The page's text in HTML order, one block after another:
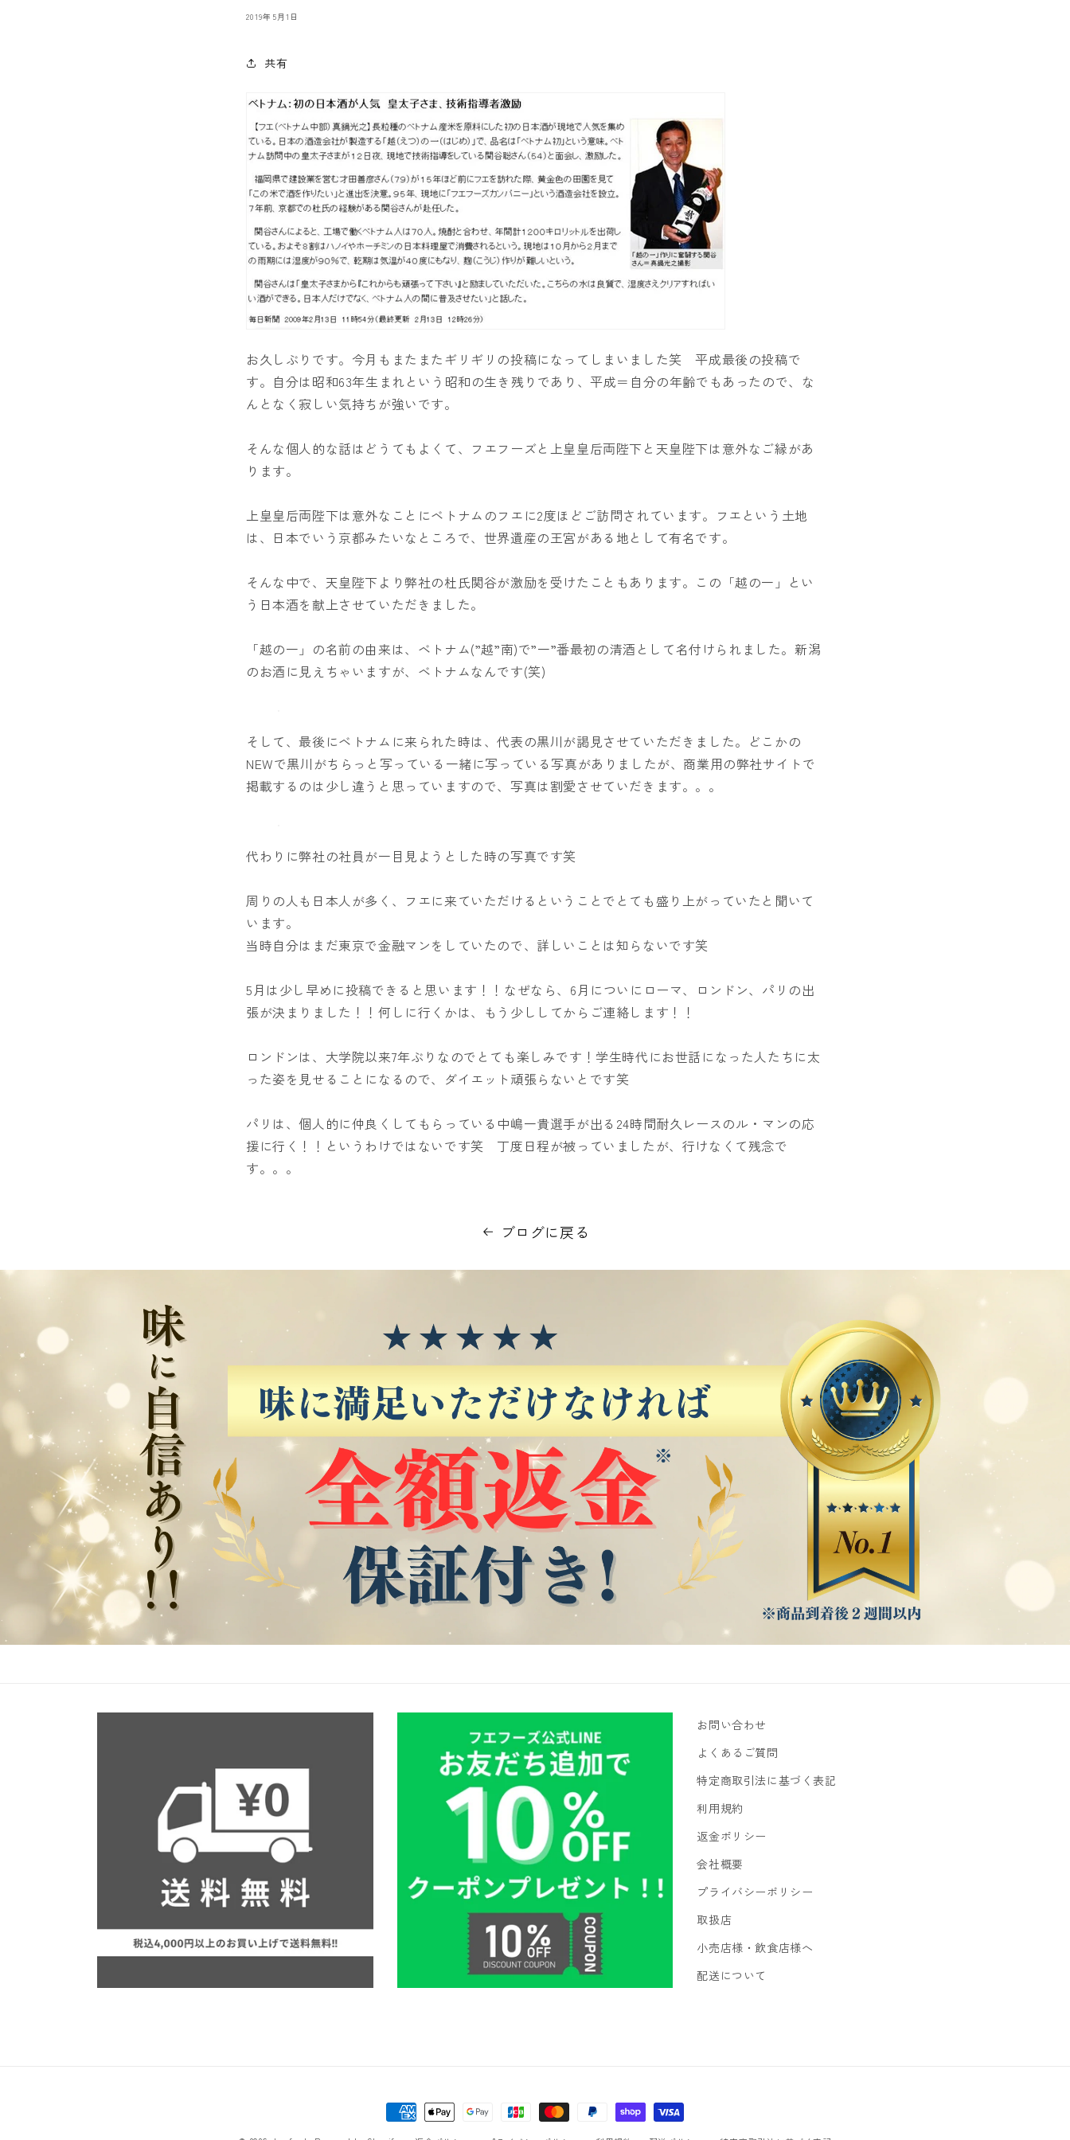
2019年5月1日
共有
お久しぶりです。今月もまたまたギリギリの投稿になってしまいました笑 平成最後の投稿で
す。自分は昭和63年生まれという昭和の生き残りであり、平成＝自分の年齢でもあったので、な
んとなく寂しい気持ちが強いです。
そんな個人的な話はどうてもよくて、フエフーズと上皇皇后両陛下と天皇陛下は意外なご縁があ
ります。
上皇皇后両陛下は意外なことにベトナムのフエに2度ほどご訪問されています。フエという土地
は、日本でいう京都みたいなところで、世界遺産の王宮がある地として有名です。
そんな中で、天皇陛下より弊社の杜氏関谷が激励を受けたこともあります。この「越の一」とい
う日本酒を献上させていただきました。
「越の一」の名前の由来は、ベトナム(”越”南)で”一”番最初の清酒として名付けられました。新潟
のお酒に見えちゃいますが、ベトナムなんです(笑)
そして、最後にベトナムに来られた時は、代表の黒川が謁見させていただきました。どこかの
NEWで黒川がちらっと写っている一緒に写っている写真がありましたが、商業用の弊社サイトで
掲載するのは少し違うと思っていますので、写真は割愛させていだきます。。。
代わりに弊社の社員が一目見ようとした時の写真です笑
周りの人も日本人が多く、フエに来ていただけるということでとても盛り上がっていたと聞いて
います。
当時自分はまだ東京で金融マンをしていたので、詳しいことは知らないです笑
5月は少し早めに投稿できると思います！！なぜなら、6月についにローマ、ロンドン、パリの出
張が決まりました！！何しに行くかは、もう少ししてからご連絡します！！
ロンドンは、大学院以来7年ぶりなのでとても楽しみです！学生時代にお世話になった人たちに太
った姿を見せることになるので、ダイエット頑張らないとです笑
パリは、個人的に仲良くしてもらっている中嶋一貴選手が出る24時間耐久レースのル・マンの応
援に行く！！というわけではないです笑 丁度日程が被っていましたが、行けなくて残念で
す。。。
ブログに戻る
お問い合わせ
よくあるご質問
特定商取引法に基づく表記
利用規約
返金ポリシー
会社概要
プライバシーポリシー
取扱店
小売店様・飲食店様へ
配送について
済